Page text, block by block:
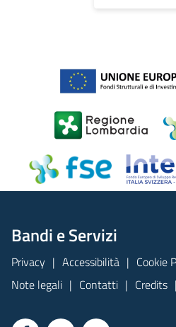
Bandi e Servizi
Privacy Accessibilità
Cookie
Note legali
Contatti Credits